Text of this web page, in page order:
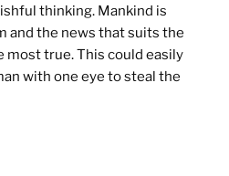
thinking. Mankind is
and the news that suits the
most true. This could easily
with one eye to steal the